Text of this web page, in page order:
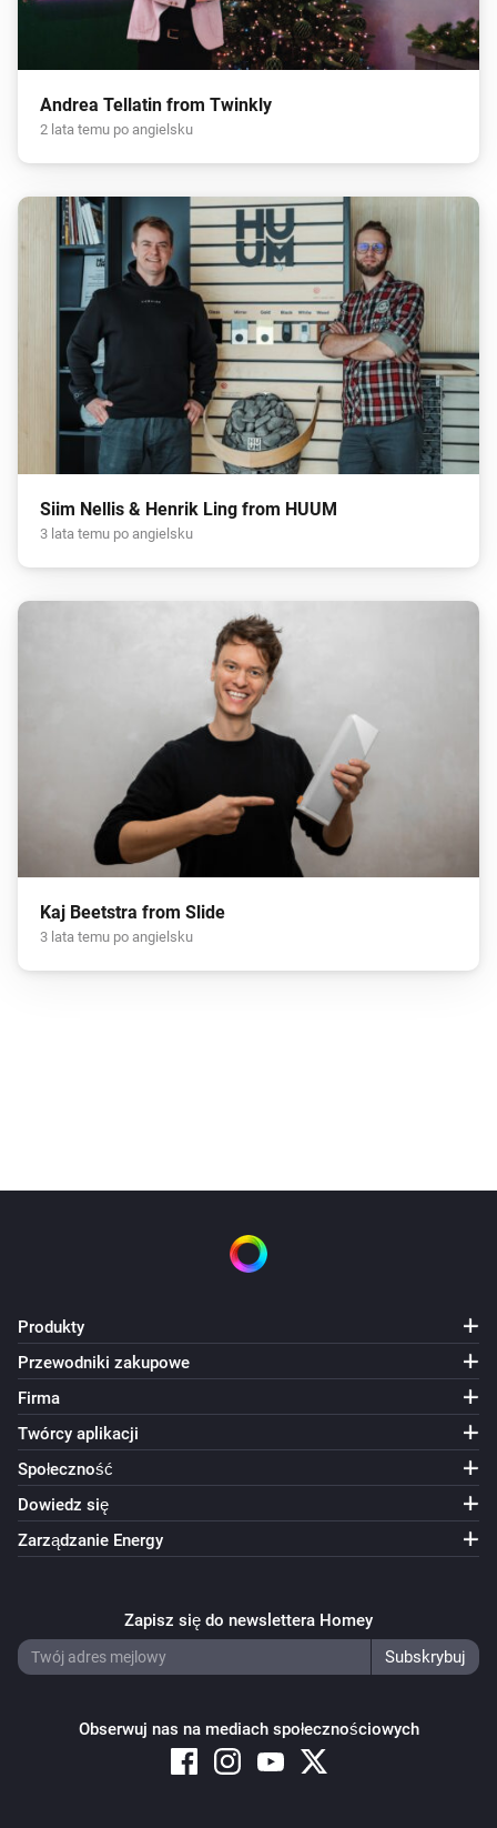
Andrea Tellatin from Twinkly
2 lata temu po angielsku
Siim Nellis & Henrik Ling from HUUM
3 lata temu po angielsku
Kaj Beetstra from Slide
3 lata temu po angielsku
Produkty
Przewodniki zakupowe
Firma
Twórcy aplikacji
Społeczność
Dowiedz się
Zarządzanie Energy
Zapisz się do newslettera Homey
Obserwuj nas na mediach społecznościowych